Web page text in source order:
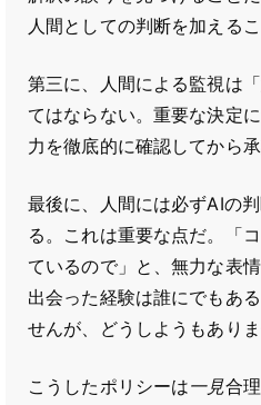
人間としての判断を加えるこ
第三に、人間による監視は
てはならない。重要な決定
力を徹底的に確認してから
最後に、人間には必ずAIの
る。これは重要な点だ。「
ているので」と、無力な表
出会った経験は誰にでもあ
せんが、どうしようもありま
こうしたポリシーは一見合